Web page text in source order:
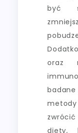
być
oraz
diety,